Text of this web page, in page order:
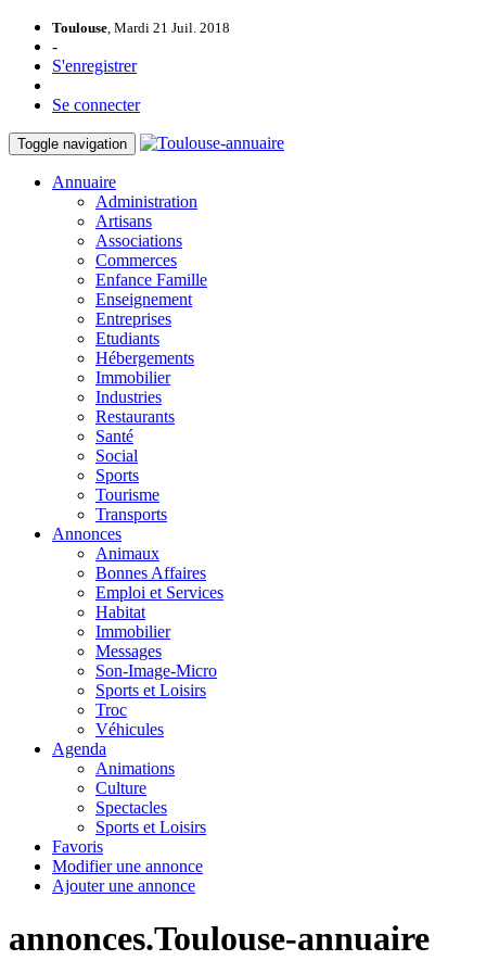
Toulouse, Mardi 21 Juil. 2018
-
S'enregistrer
Se connecter
Toggle navigation
Annuaire
Administration
Artisans
Associations
Commerces
Enfance Famille
Enseignement
Entreprises
Etudiants
Hébergements
Immobilier
Industries
Restaurants
Santé
Social
Sports
Tourisme
Transports
Annonces
Animaux
Bonnes Affaires
Emploi et Services
Habitat
Immobilier
Messages
Son-Image-Micro
Sports et Loisirs
Troc
Véhicules
Agenda
Animations
Culture
Spectacles
Sports et Loisirs
Favoris
Modifier une annonce
Ajouter une annonce
annonces.Toulouse-annuaire